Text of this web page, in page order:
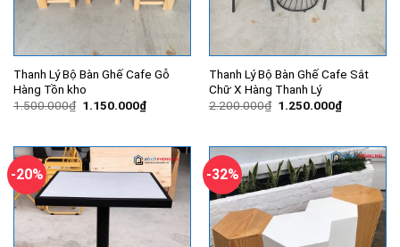
Thanh Lý Bộ Bàn Ghế Cafe Gỗ
Hàng Tồn kho
1.500.000₫ Giá
1.150.000₫Giá
hiện
1.150.000₫.
Thanh Lý Bộ Bàn Ghế Cafe Sắt
Chữ X Hàng Thanh Lý
2.200.000₫ Giá
1.250.000₫Giá
hiện
-20% -32%